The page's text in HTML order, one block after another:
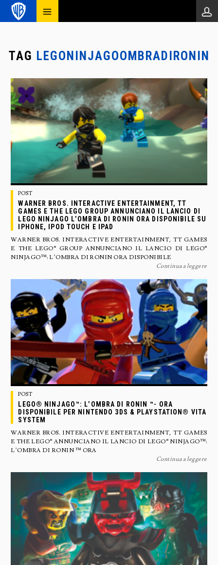
TAG LEGONINJAGOOMBRADIRONIN
POST
WARNER BROS. INTERACTIVE ENTERTAINMENT, TT
GAMES E THE LEGO GROUP ANNUNCIANO IL LANCIO DI
LEGO NINJAGO L’OMBRA DI RONIN ORA DISPONIBILE SU
IPHONE, IPOD TOUCH E IPAD
WARNER BROS. INTERACTIVE ENTERTAINMENT, TT GAMES
E THE LEGO® GROUP ANNUNCIANO IL LANCIO DI LEGO®
NINJAGO™: L’OMBRA DI RONIN ORA DISPONIBILE
Continua a leggere
POST
LEGO® NINJAGO™: L’OMBRA DI RONIN ™- ORA
DISPONIBILE PER NINTENDO 3DS & PLAYSTATION® VITA
SYSTEM
WARNER BROS. INTERACTIVE ENTERTAINMENT, TT GAMES
E THE LEGO® ANNUNCIANO IL LANCIO DI LEGO® NINJAGO™:
L’OMBRA DI RONIN ™ ORA
Continua a leggere